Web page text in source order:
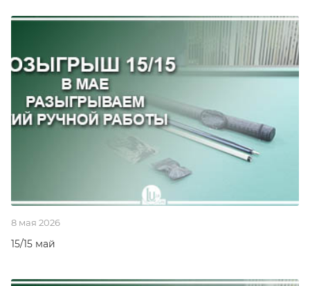
8 мая 2026
15/15 май